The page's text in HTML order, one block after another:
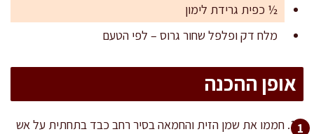
½ כפית גרידת לימון
מלח דק ופלפל שחור גרוס – לפי הטעם
אופן ההכנה
חממו את שמן הזית והחמאה בסיר רחב כבד בתחתית על אש